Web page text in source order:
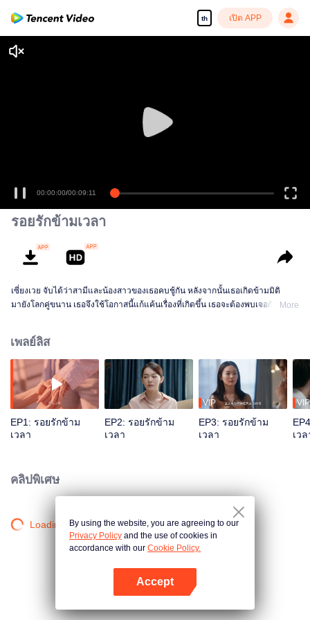
th เปิด APP
00:00:00/00:09:11
รอยรักข้ามเวลา
เซี่ยงเวย จับได้ว่าสามีและน้องสาวของเธอคบชู้กัน หลังจากนั้นเธอเกิดข้ามมิติ
มายังโลกคู่ขนาน เธอจึงใช้โอกาสนี้แก้แค้นเรื่องที่เกิดขึ้น เธอจะต้องพบเจอกับบทMore
เพลย์ลิส
EP1: รอยรักข้าม
เวลา
EP2: รอยรักข้าม
เวลา
VIP
EP3: รอยรักข้าม
เวลา
VIP
เว
คลิปพิเศษ
Loading…By using the website, you are agreeing to our
Privacy Policy and the use of cookies in
accordance with our Cookie Policy.
Accept